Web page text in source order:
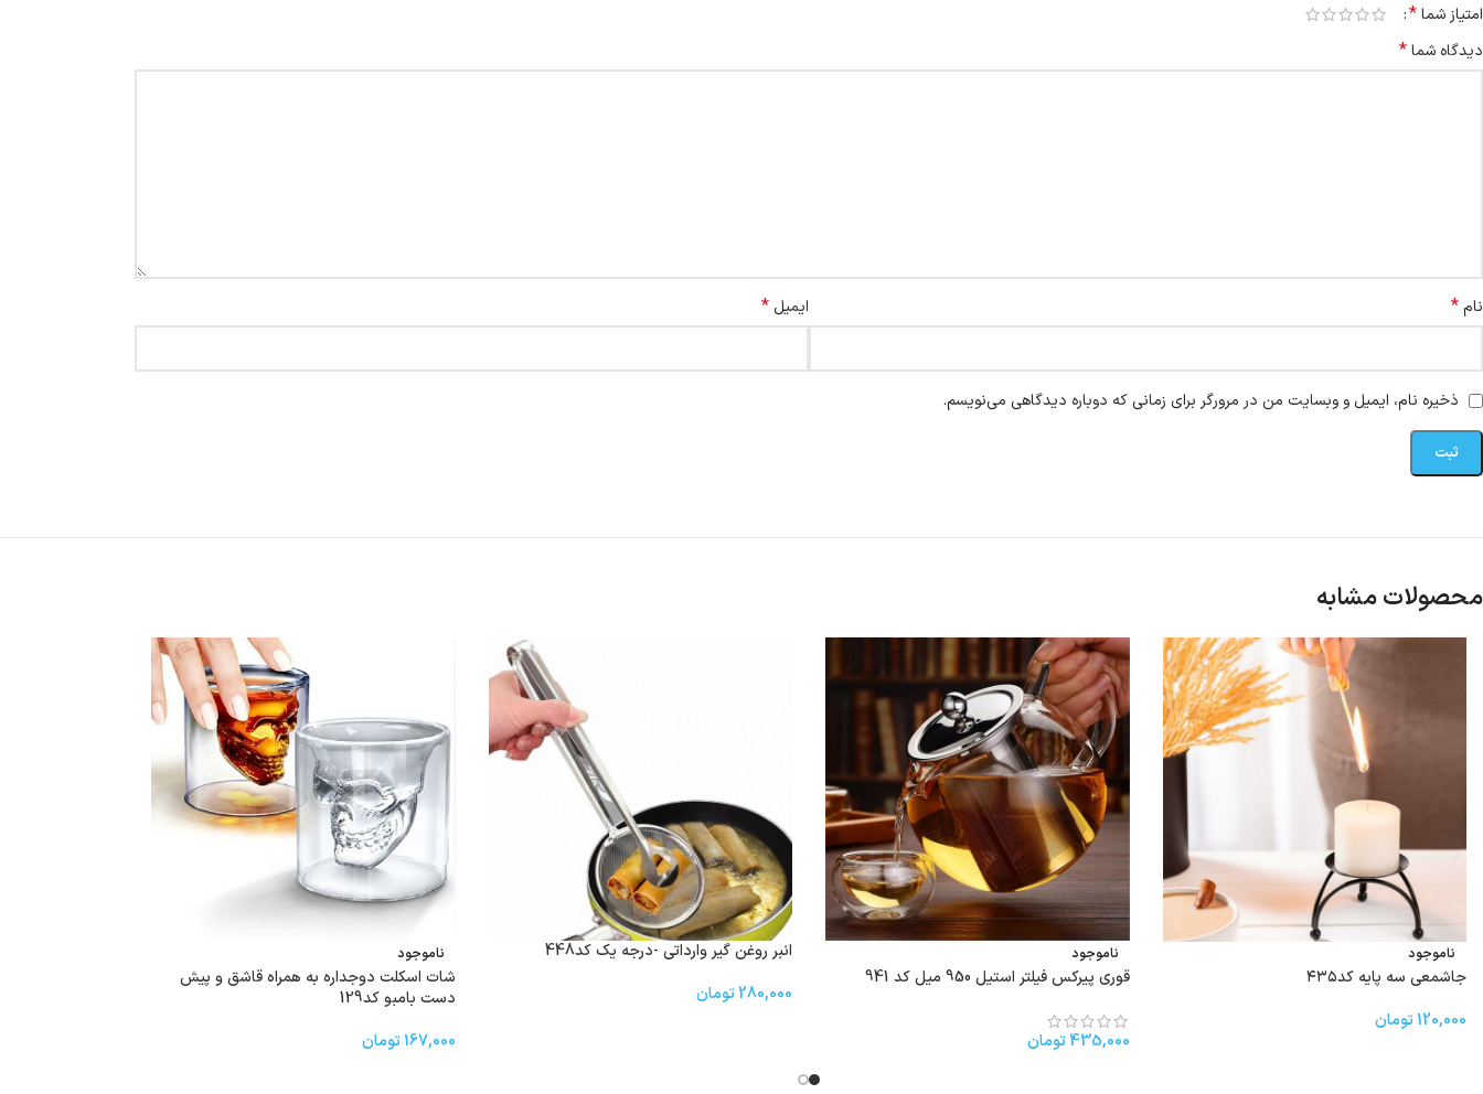
امتیاز شما*
دیدگاه شما*
نام* ایمیل *
ذخیره نام، ایمیل و وبسایت من در مرورگر برای زمانی که دوباره دیدگاهی می‌نویسم.
محصولات مشابه
ناموجود
جاشمعی سه پایه کد۴۳۵
120,000تومان
ناموجود
قوری پیرکس فیلتر استیل 950 میل کد 941
435,000 تومان
انبر روغن گیر وارداتی -درجه یک کد448
280,000تومان
ناموجود
شات اسکلت دوجداره به همراه قاشق و پیش
دست بامبو کد129
167,000تومان